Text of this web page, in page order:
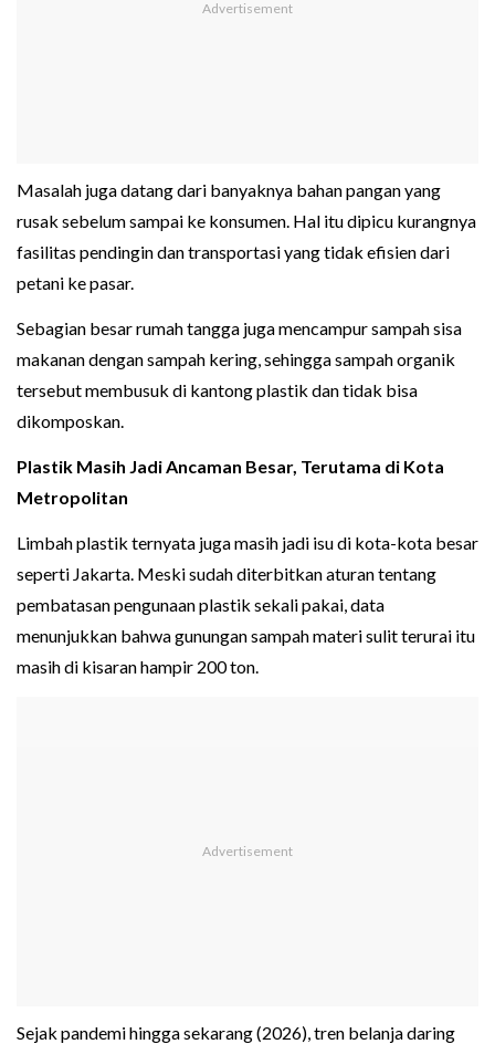
Masalah juga datang dari banyaknya bahan pangan yang
rusak sebelum sampai ke konsumen. Hal itu dipicu kurangnya
fasilitas pendingin dan transportasi yang tidak efisien dari
petani ke pasar.
Sebagian besar rumah tangga juga mencampur sampah sisa
makanan dengan sampah kering, sehingga sampah organik
tersebut membusuk di kantong plastik dan tidak bisa
dikomposkan.
Plastik Masih Jadi Ancaman Besar, Terutama di Kota
Metropolitan
Limbah plastik ternyata juga masih jadi isu di kota-kota besar
seperti Jakarta. Meski sudah diterbitkan aturan tentang
pembatasan pengunaan plastik sekali pakai, data
menunjukkan bahwa gunungan sampah materi sulit terurai itu
masih di kisaran hampir 200 ton.
Sejak pandemi hingga sekarang (2026), tren belanja daring